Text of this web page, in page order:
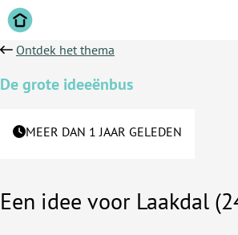
Ontdek het thema
De grote ideeënbus
MEER DAN 1 JAAR GELEDEN
Een idee voor Laakdal